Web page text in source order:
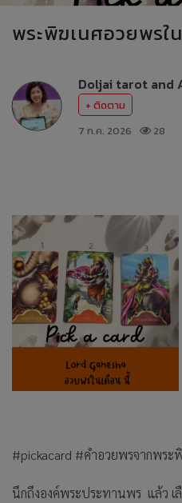
พระพิฆเนศอวยพรใ
Doljai tarot and
+ ติดตาม
7 ก.ค. 2026
28
#pickacard #คำอวยพรจากพระ
นึกถึงองค์พระประทานพร แล้ว เ